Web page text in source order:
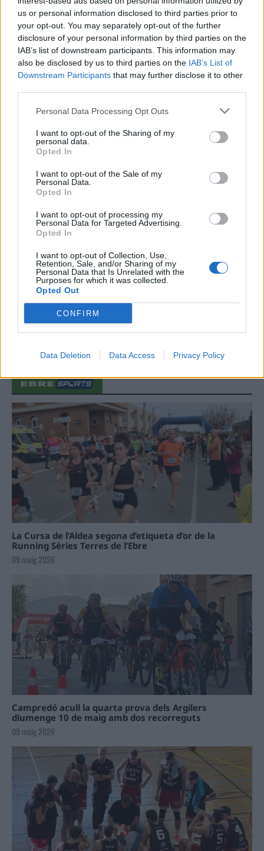
us or personal information disclosed to third parties prior to
your opt-out. You may separately opt-out of the further
disclosure of your personal information by third parties on the
IAB’s list of downstream participants. This information may
also be disclosed by us to third parties on the IAB’s List of
Downstream Participants that may further disclose it to other
Personal Data Processing Opt Outs
I want to opt-out of the Sharing of my
personal data.
Opted In
I want to opt-out of the Sale of my
Personal Data.
Opted In
I want to opt-out of processing my
Personal Data for Targeted Advertising.
Opted In
I want to opt-out of Collection, Use,
Retention, Sale, and/or Sharing of my
Personal Data that Is Unrelated with the
Purposes for which it was collected.
Opted Out
CONFIRM
Data Deletion Data Access Privacy Policy
ÚLTIMES NOTÍCIES
L’Observatori de l’Ebre lidera de nou la
recerca sobre l’astre rei en el segon
eclipsi solar total de la seva història
7 d'agost de 2026
L’Ajuntament de Tortosa amplia el
dels terrenys de Renfe per les altes
Amposta recupera les Cases del Castell
vincula patrimoni, turisme i
gastronomia
Els vestits de paper guanyen força
enguany amb més modistes i gairebé
40 peces a concurs
Carrega més
La Cursa de l’Aldea segona d’etiqueta d’or de la
Running Sèries Terres de l’Ebre
09 maig 2026
Campredó acull la quarta prova dels Argilers
diumenge 10 de maig amb dos recorreguts
09 maig 2026